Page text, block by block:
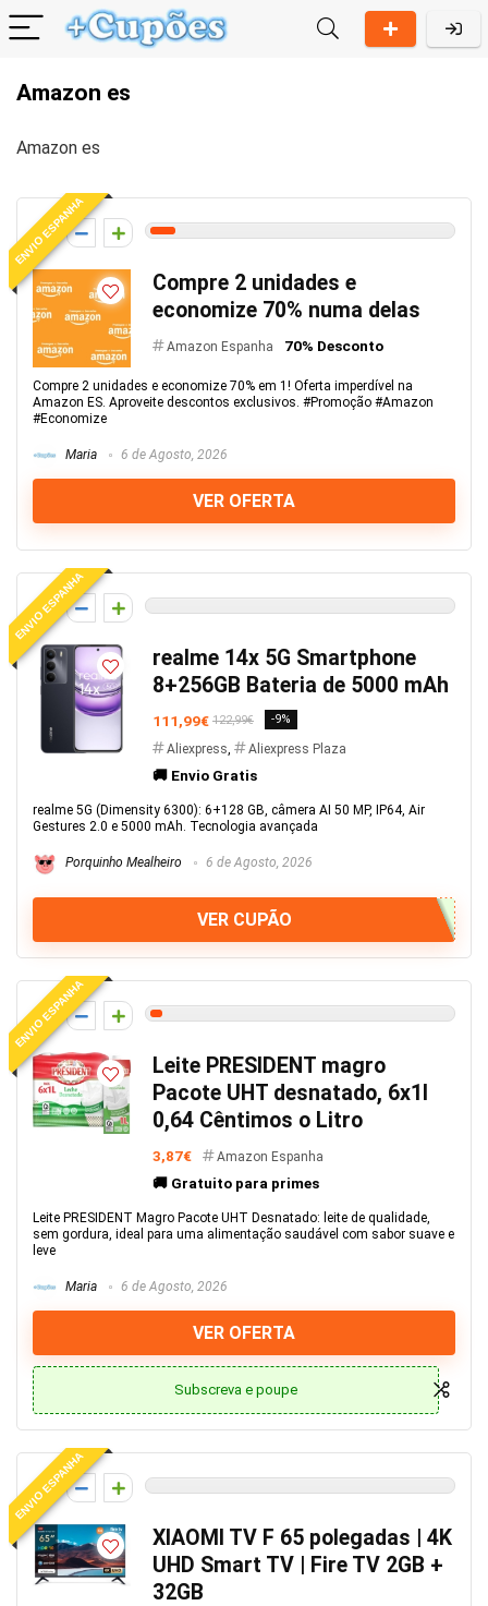
Amazon es
Amazon es
ENVIO ESPANHA
4
Compre 2 unidades e
economize 70% numa delas
Amazon Espanha 70% Desconto
Compre 2 unidades e economize 70% em 1! Oferta imperdível na
Amazon ES. Aproveite descontos exclusivos. #Promoção #Amazon
#Economize
Maria 6 de Agosto, 2026
VER OFERTA
ENVIO ESPANHA
0
realme 14x 5G Smartphone
8+256GB Bateria de 5000 mAh
111,99€ 122,99€ -9%
Aliexpress, Aliexpress Plaza
🚚 Envio Gratis
realme 5G (Dimensity 6300): 6+128 GB, câmera AI 50 MP, IP64, Air
Gestures 2.0 e 5000 mAh. Tecnologia avançada
Porquinho Mealheiro 6 de Agosto, 2026
VER CUPÃO
ENVIO ESPANHA
2
Leite PRESIDENT magro
Pacote UHT desnatado, 6x1l
0,64 Cêntimos o Litro
3,87€ Amazon Espanha
🚚 Gratuito para primes
Leite PRESIDENT Magro Pacote UHT Desnatado: leite de qualidade,
sem gordura, ideal para uma alimentação saudável com sabor suave e
leve
Maria 6 de Agosto, 2026
VER OFERTA
Subscreva e poupe
ENVIO ESPANHA
0
XIAOMI TV F 65 polegadas | 4K
UHD Smart TV | Fire TV 2GB +
32GB